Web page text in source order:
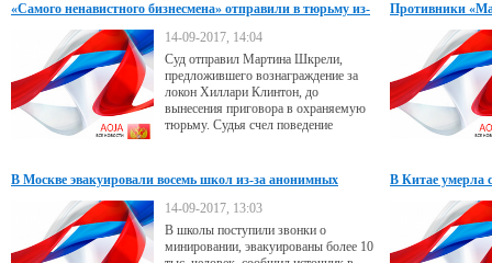
руб. чистой прибыли
«Самого ненавистного бизнесмена» отправили в тюрьму из-
14-09-2017, 14:04
Суд отправил Мартина Шкрели,
предложившего вознаграждение за
локон Хиллари Клинтон, до
вынесения приговора в охраняемую
тюрьму. Судья счел поведение
понимает», что делает
Противники
В Москве эвакуировали восемь школ из-за анонимных
14-09-2017, 13:03
В школы поступили звонки о
минировании, эвакуированы более 10
В Китае умерла